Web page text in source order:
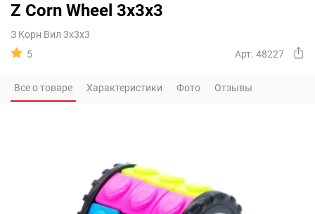
Z Corn Wheel 3x3x3
З Корн Вил 3х3х3
5
Арт. 48227
Все о товаре Характеристики Фото Отзывы